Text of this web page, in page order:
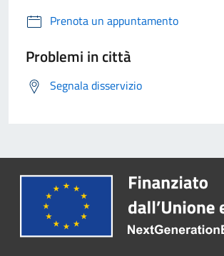
Prenota un appuntamento
Problemi in città
Segnala disservizio